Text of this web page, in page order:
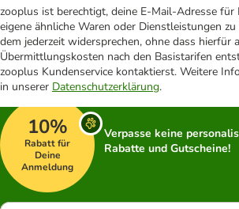
zooplus ist berechtigt, deine E-Mail-Adresse
eigene ähnliche Waren oder Dienstleistungen
dem jederzeit widersprechen, ohne dass hierfür
Übermittlungskosten nach den Basistarifen
zooplus Kundenservice kontaktierst. Weitere
in unserer Datenschutzerklärung.
10%
Rabatt für
Deine
Anmeldung
Verpasse keine
Rabatte und Gutscheine!